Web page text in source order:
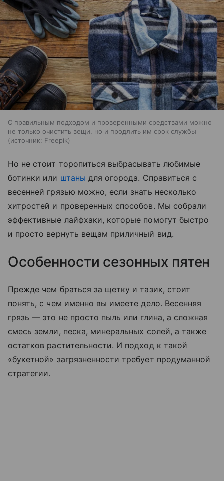
С правильным подходом и проверенными средствами можно
не только очистить вещи, но и продлить им срок службы
источник: Freepik
Но не стоит торопиться выбрасывать любимые
ботинки или штаны для огорода. Справиться с
весенней грязью можно, если знать несколько
хитростей и проверенных способов. Мы собрали
эффективные лайфхаки, которые помогут быстро
и просто вернуть вещам приличный вид.
Особенности сезонных пятен
Прежде чем браться за щетку и тазик, стоит
понять, с чем именно вы имеете дело. Весенняя
грязь — это не просто пыль или глина, а сложная
смесь земли, песка, минеральных солей, а также
остатков растительности. И подход к такой
«букетной» загрязненности требует продуманной
стратегии.